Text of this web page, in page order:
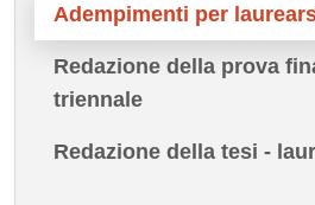
Adempimenti per
Redazione della prova
triennale
Redazione della tesi -